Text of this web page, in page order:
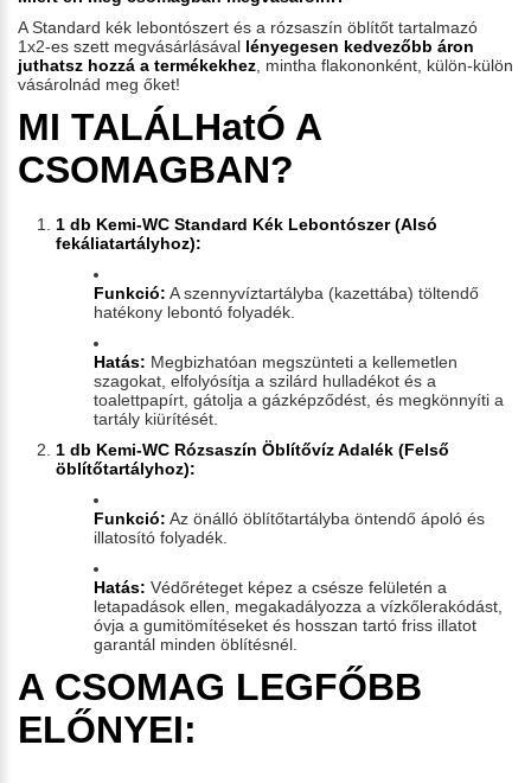
A Standard kék lebontószert és a rózsaszín öblítőt tartalmazó
1x2-es szett megvásárlásával lényegesen kedvezőbb áron
juthatsz hozzá a termékekhez, mintha flakononként, külön-külön
vásárolnád meg őket!
MI TALÁLHatÓ A
CSOMAGBAN?
1 db Kemi-WC Standard Kék Lebontószer (Alsó
fekáliatartályhoz):
Funkció: A szennyvíztartályba (kazettába) töltendő
hatékony lebontó folyadék.
Hatás: Megbizhatóan megszünteti a kellemetlen
szagokat, elfolyósítja a szilárd hulladékot és a
toalettpapírt, gátolja a gázképződést, és megkönnyíti a
tartály kiürítését.
1 db Kemi-WC Rózsaszín Öblítővíz Adalék (Felső
öblítőtartályhoz):
Funkció: Az önálló öblítőtartályba öntendő ápoló és
illatosító folyadék.
Hatás: Védőréteget képez a csésze felületén a
letapadások ellen, megakadályozza a vízkőlerakódást,
óvja a gumitömítéseket és hosszan tartó friss illatot
garantál minden öblítésnél.
A CSOMAG LEGFŐBB
ELŐNYEI: